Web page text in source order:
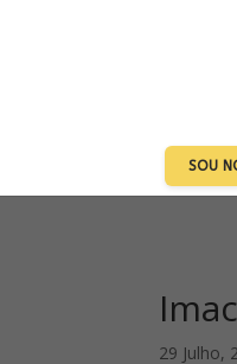
SOU
29 Julho,